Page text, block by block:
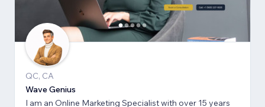
QC, CA
Wave Genius
I am an Online Marketing Specialist with over 15 years